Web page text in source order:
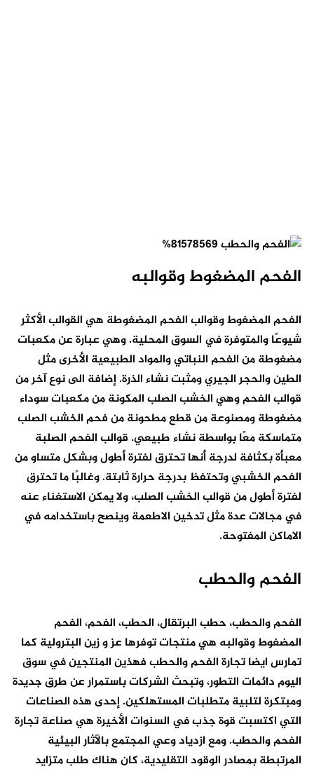
الفحم المضغوط وقوالبه
الفحم المضغوط وقوالب الفحم المضغوطة هي القوالب الأكثر
شيوعًا والمتوفرة في السوق المحلية. وهي عبارة عن مكعبات
مضغوطة من الفحم النباتي والمواد الطبيعية الأخرى مثل
الطين والحجر الجيري ومثبت نشاء الذرة. إضافة الى نوع آخر من
قوالب الفحم وهي الخشب الصلب المكونة من مكعبات سوداء
مضغوطة ومصنوعة من قطع مطحونة من فحم الخشب الصلب
متماسكة معًا بواسطة نشاء طبيعي. قوالب الفحم الصلبة
معبأة بكثافة لدرجة أنها تحترق لفترة أطول وبشكل متساو من
الفحم الخشبي وتحتفظ بدرجة حرارة ثابتة. وغالبًا ما تحترق
لفترة أطول من قوالب الخشب الصلب، ولا يمكن الاستغناء عنه
في مجالات عدة مثل تدخين الاطعمة وينصح باستخدامه في
الاماكن المفتوحة.
الفحم والحطب
الفحم والحطب، حطب البرتقال، الحطب، الفحم، الفحم
المضغوط وقوالبه هي منتجات توفرها عز و زين البترولية كما
تمارس ايضا تجارة الفحم والحطب فهذين المنتجين في سوق
اليوم دائمات التطور، وتبحث الشركات باستمرار عن طرق جديدة
ومبتكرة لتلبية متطلبات المستهلكين. إحدى هذه الصناعات
التي اكتسبت قوة جذب في السنوات الأخيرة هي صناعة تجارة
الفحم والحطب. ومع ازدياد وعي المجتمع بالآثار البيئية
المرتبطة بمصادر الوقود التقليدية، كان هناك طلب متزايد